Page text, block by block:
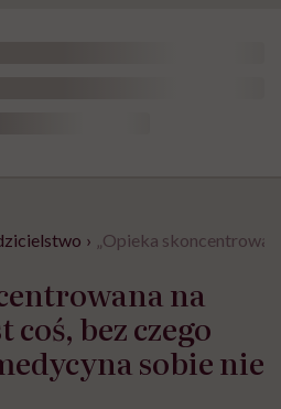
› „Opieka
na
bez czego
sobie nie